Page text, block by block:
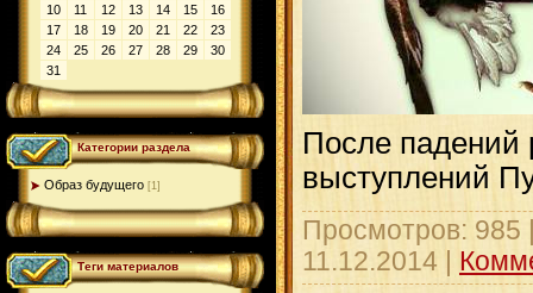
10
11 12 13 14 15
16
17
18 19 20 21 22
23
24
25 26 27 28 29
30
31
Категории раздела
Образ будущего [1]
Теги материалов
После падений
выступлений
Просмотров:
11.12.2014